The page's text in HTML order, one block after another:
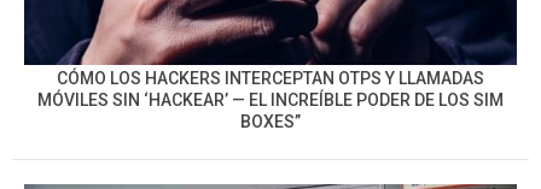
CÓMO LOS HACKERS INTERCEPTAN OTPS Y LLAMADAS
MÓVILES SIN ‘HACKEAR’ — EL INCREÍBLE PODER DE LOS SIM
BOXES”